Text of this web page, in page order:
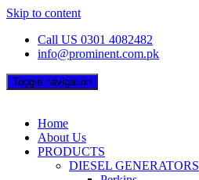
Skip to content
Call US 0301 4082482
info@prominent.com.pk
Toggle navigation
Home
About Us
PRODUCTS
DIESEL GENERATORS